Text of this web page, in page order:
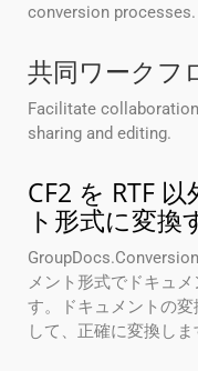
conversion processes.
共同ワークフ
Facilitate
sharing and editing.
CF2 を RTF
ト形式に変換
メント形式でドキュ
す。ドキュメントの
して、正確に変換しま